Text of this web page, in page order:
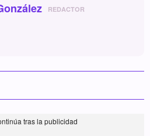
REDACTOR